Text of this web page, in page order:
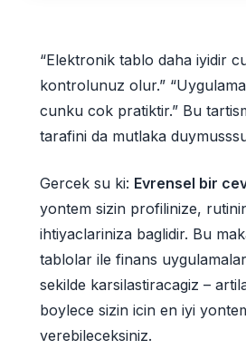
“Elektronik tablo daha iyidir
kontrolunuz olur.”
cunku cok pratiktir.” Bu
tarafini da mutlaka
Gercek su ki: Evrensel bir
yontem sizin profilinize,
ihtiyaclariniza baglidir. Bu
tablolar ile finans
sekilde karsilastiracagiz –
boylece sizin icin en iyi
verebileceksiniz.